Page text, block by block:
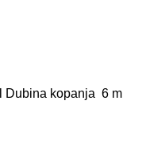
Dubina kopanja 6 m